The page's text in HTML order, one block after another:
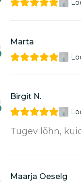
Marta
Birgit N.
Tugev lõhn,
Maarja Oeselg